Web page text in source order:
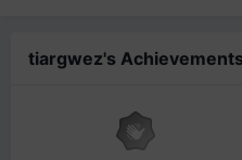
tiargwez's Achievements